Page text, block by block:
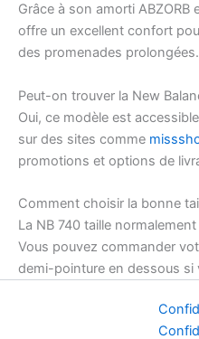
Grâce à son amorti ABZORB
offre un excellent confort
des promenades prolongées.
Peut-on trouver la New
Oui, ce modèle est
sur des sites comme
promotions et options de
Comment choisir la bonne
La NB 740 taille
Vous pouvez commander
demi-pointure en dessous si